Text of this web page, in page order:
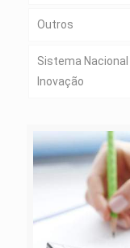
Outros
Sistema Nacional
Inovação